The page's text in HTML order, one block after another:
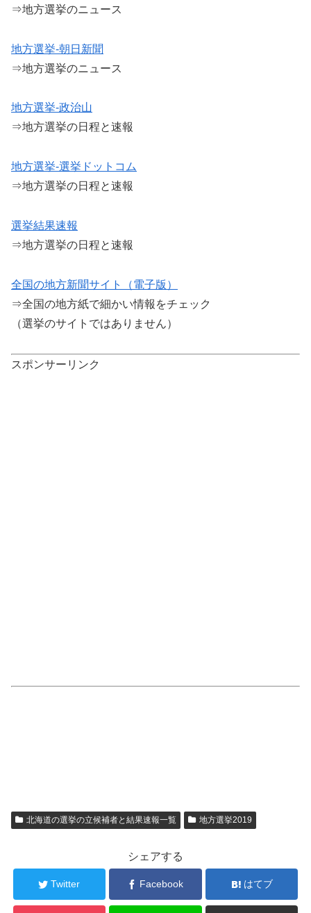
⇒地方選挙のニュース
地方選挙-朝日新聞
⇒地方選挙のニュース
地方選挙-政治山
⇒地方選挙の日程と速報
地方選挙-選挙ドットコム
⇒地方選挙の日程と速報
選挙結果速報
⇒地方選挙の日程と速報
全国の地方新聞サイト（電子版）
⇒全国の地方紙で細かい情報をチェック
（選挙のサイトではありません）
スポンサーリンク
北海道の選挙の立候補者と結果速報一覧 地方選挙2019
シェアする
Twitter Facebook はてブ